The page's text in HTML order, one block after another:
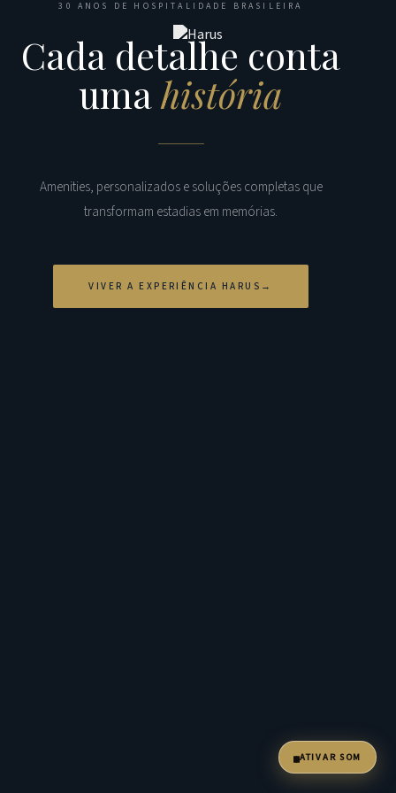
30 ANOS DE HOSPITALIDADE BRASILEIRA
Cada detalhe conta
umahistória
Amenities, personalizados e soluções completas que
transformam estadias em memórias.
VIVER A EXPERIÊNCIA HARUS
ATIVAR SOM